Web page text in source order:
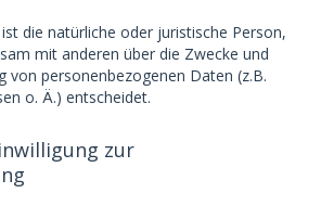
die natürliche oder juristische Person,
mit anderen über die Zwecke und
von personenbezogenen Daten (z.B.
o. Ä.) entscheidet.
zur